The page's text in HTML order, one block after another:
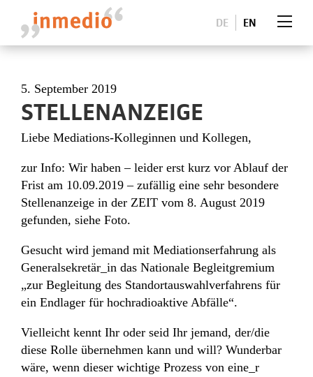
DE EN
5. September 2019
STELLENANZEIGE
Liebe Mediations-Kolleginnen und Kollegen,
zur Info: Wir haben – leider erst kurz vor Ablauf der
Frist am 10.09.2019 – zufällig eine sehr besondere
Stellenanzeige in der ZEIT vom 8. August 2019
gefunden, siehe Foto.
Gesucht wird jemand mit Mediationserfahrung als
Generalsekretär_in das Nationale Begleitgremium
„zur Begleitung des Standortauswahlverfahrens für
ein Endlager für hochradioaktive Abfälle“.
Vielleicht kennt Ihr oder seid Ihr jemand, der/die
diese Rolle übernehmen kann und will? Wunderbar
wäre, wenn dieser wichtige Prozess von eine_r